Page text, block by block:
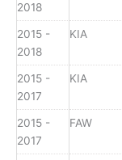
2018
2015 -
2018
KIA
2015 -
2017
KIA
2015 -
2017
FAW